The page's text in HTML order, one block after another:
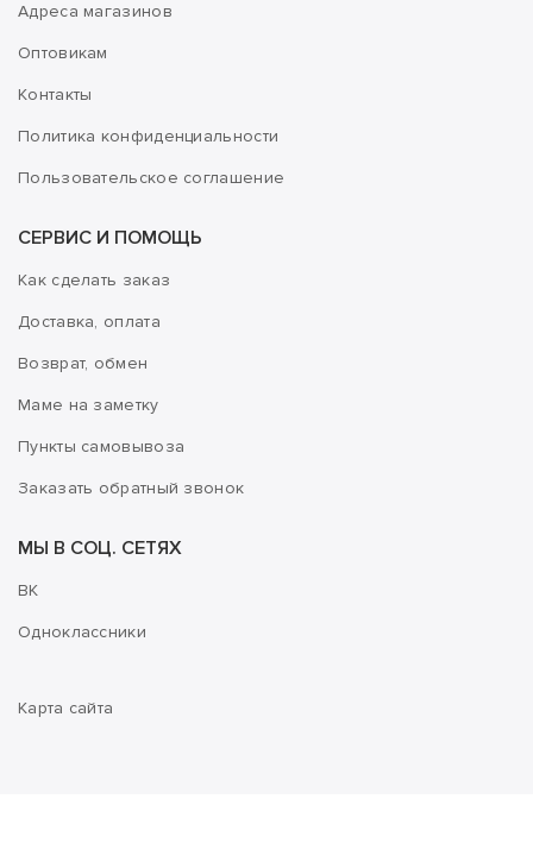
Адреса магазинов
Оптовикам
Контакты
Политика конфиденциальности
Пользовательское соглашение
СЕРВИС И ПОМОЩЬ
Как сделать заказ
Доставка, оплата
Возврат, обмен
Маме на заметку
Пункты самовывоза
Заказать обратный звонок
МЫ В СОЦ. СЕТЯХ
ВК
Одноклассники
Карта сайта